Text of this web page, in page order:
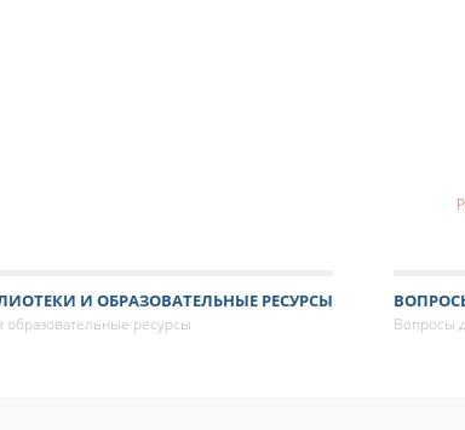
И ОБРАЗОВАТЕЛЬНЫЕ РЕСУРСЫ
ресурсы Вопросы